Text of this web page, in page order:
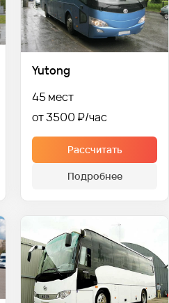
Yutong
45 мест
от 3500 ₽
Рассчитать
Подробнее